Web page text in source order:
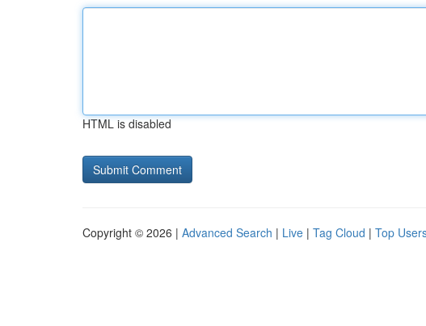
HTML is disabled
Copyright © 2026 | Advanced Search | Live | Tag Cloud | Top